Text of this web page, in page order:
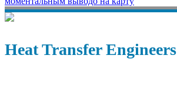
Heat Transfer Engineers